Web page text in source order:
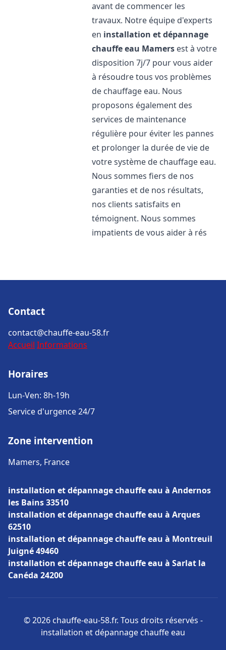
avant de commencer les
travaux. Notre équipe d'experts
en installation et dépannage
chauffe eau Mamers est à votre
disposition 7j/7 pour vous aider
à résoudre tous vos problèmes
de chauffage eau. Nous
proposons également des
services de maintenance
régulière pour éviter les pannes
et prolonger la durée de vie de
votre système de chauffage eau.
Nous sommes fiers de nos
garanties et de nos résultats,
nos clients satisfaits en
témoignent. Nous sommes
impatients de vous aider à rés
Contact
contact@chauffe-eau-58.fr
Accueil Informations
Horaires
Lun-Ven: 8h-19h
Service d'urgence 24/7
Zone intervention
Mamers, France
installation et dépannage chauffe eau à Andernos
les Bains 33510
installation et dépannage chauffe eau à Arques
62510
installation et dépannage chauffe eau à Montreuil
Juigné 49460
installation et dépannage chauffe eau à Sarlat la
Canéda 24200
© 2026 chauffe-eau-58.fr. Tous droits réservés -
installation et dépannage chauffe eau